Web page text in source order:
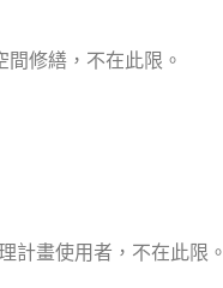
修繕，不在此限。
計畫使用者，不在此限。